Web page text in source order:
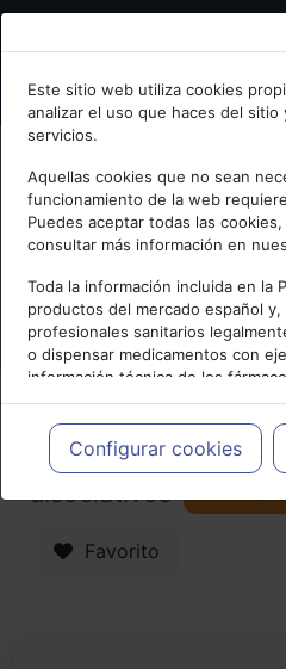
Bienvenid@ a
Escribe tu Email
Accede o regístrate con tu
Este sitio web utiliza cookies
analizar el uso que haces del sitio
servicios.
Aquellas cookies que no sean
funcionamiento de la web
Puedes aceptar todas las
consultar más información en
Toda la información incluida en la
productos del mercado español
profesionales sanitarios
o dispensar medicamentos con
información técnica de los
meramente informativo, siendo
profesionales facultados
cada caso concreto, el
necesidades del paciente.
Configurar cookies
Actualidad y
disociativos
Favorito